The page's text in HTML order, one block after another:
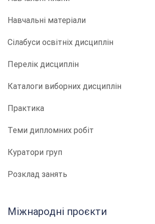
Навчальні матеріали
Сілабуси освітніх дисциплін
Перелік дисциплін
Каталоги виборних дисциплін
Практика
Теми дипломних робіт
Куратори груп
Розклад занять
Міжнародні проєкти